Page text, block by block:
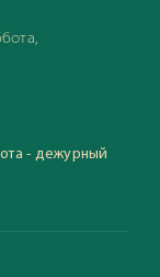
- дежурный